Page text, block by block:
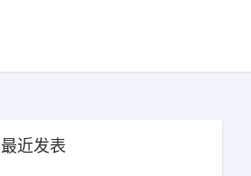
最近发表